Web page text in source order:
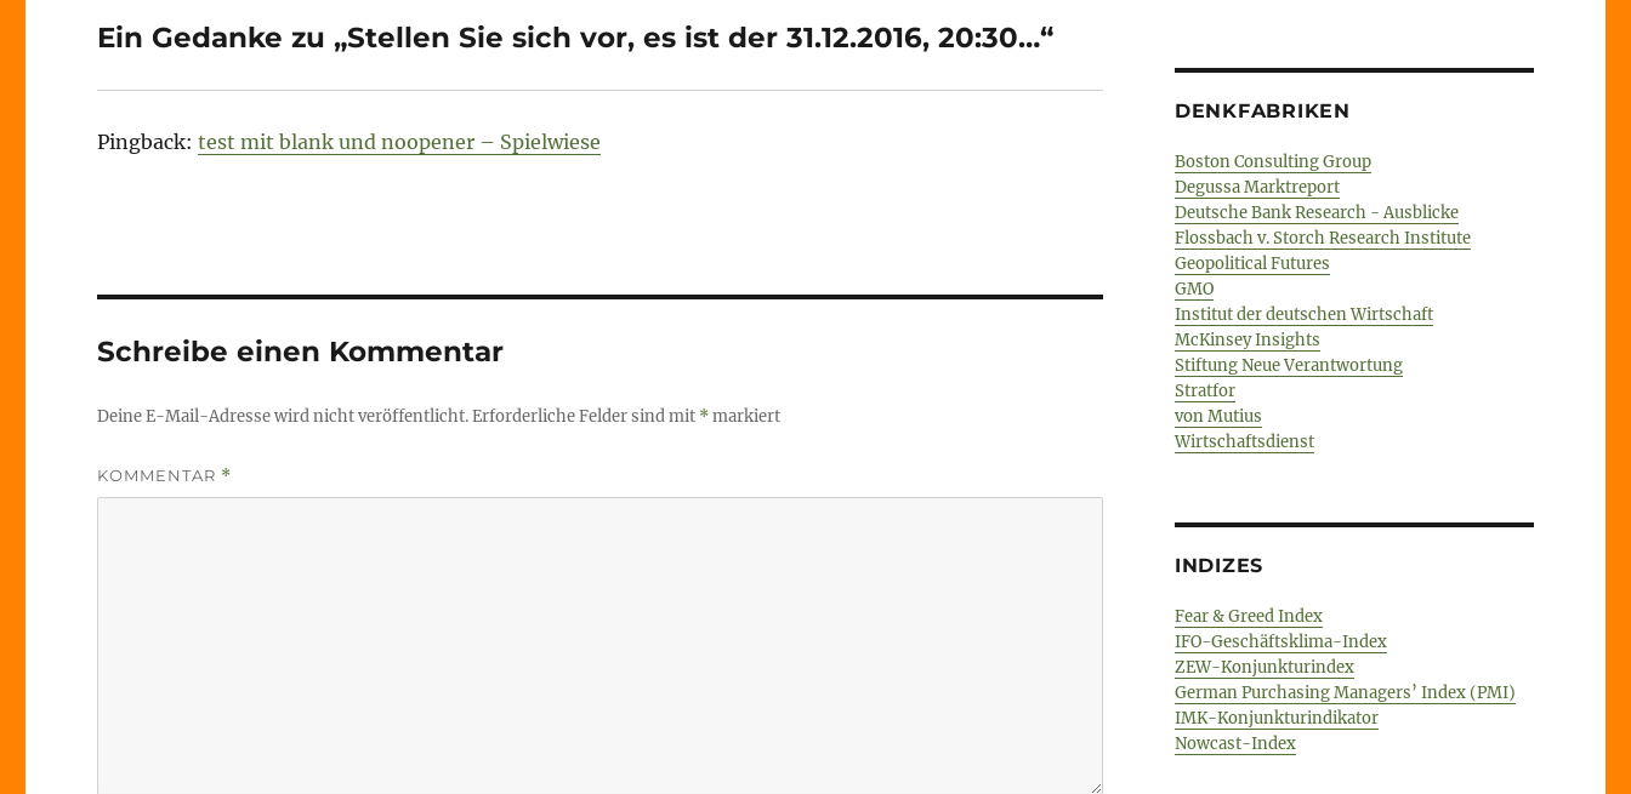
Ein Gedanke zu „Stellen Sie sich vor, es ist der 31.12.2016, 20:30…“
Pingback:test mit blank und noopener – Spielwiese
Schreibe einen Kommentar
Deine E-Mail-Adresse wird nicht veröffentlicht.Erforderliche Felder sind mit *markiert
KOMMENTAR *
DENKFABRIKEN
Boston Consulting Group
Degussa Marktreport
Deutsche Bank Research - Ausblicke
Flossbach v. Storch Research Institute
Geopolitical Futures
GMO
Institut der deutschen Wirtschaft
McKinsey Insights
Stiftung Neue Verantwortung
Stratfor
von Mutius
Wirtschaftsdienst
INDIZES
Fear & Greed Index
IFO-Geschäftsklima-Index
ZEW-Konjunkturindex
German Purchasing Managers’ Index (PMI)
IMK-Konjunkturindikator
Nowcast-Index